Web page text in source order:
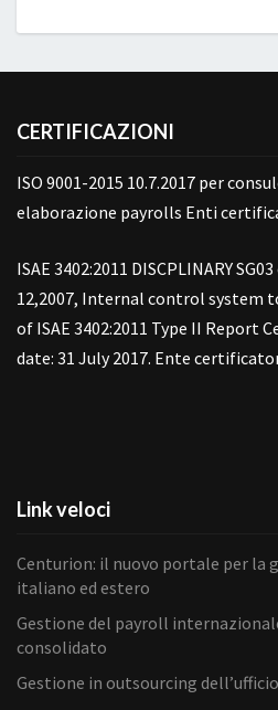
CERTIFICAZIONI
ISO 9001-2015 10.7.2017 per
elaborazione payrolls Enti
ISAE 3402:2011 DISCPLINARY
12,2007, Internal control system
of ISAE 3402:2011 Type II Report
date: 31 July 2017. Ente
Link veloci
Centurion: il nuovo portale per la
italiano ed estero
Gestione del payroll
consolidato
Gestione in outsourcing